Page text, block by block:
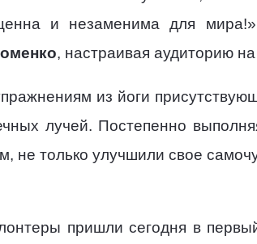
и незаменима для
, настраивая аудиторию
из йоги
лучей. Постепенно
не только улучшили свое
пришли сегодня в